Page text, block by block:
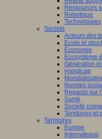
Ressources
Robotique
Technologies
Société
Acteurs des
Ecole et
Economie
Ecosystème
Génération
Handicap
Normes
Regards sur
Santé
Société
Territoires et
Territoires
Europe
International